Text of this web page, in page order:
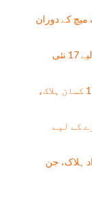
میچ کے دوران
لداخ میں مقامی طرزِ حکمرانی کو مضبوط بنانے کے لیے 17 نئی
شمال مغربی نائجیریا میں تشدد، مسلح حملے میں 17 کسان ہلاک،
کے لیے
حملوں میں افغانستان میں 13 افراد ہلاک، جن